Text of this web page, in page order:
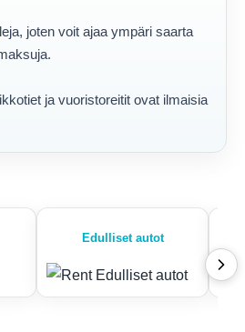
joten voit ajaa ympäri saarta
ja vuoristoreitit ovat ilmaisia
Edulliset autot